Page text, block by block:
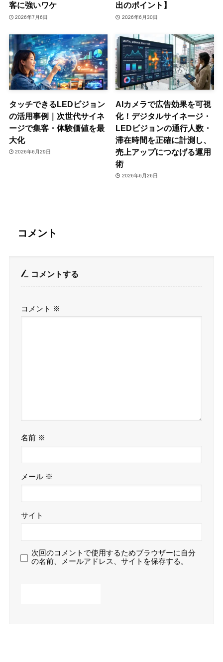
客に強いワケ
2026年7月6日
出のポイント】
2026年6月30日
タッチできるLEDビジョン
の活用事例｜次世代サイネ
ージで集客・体験価値を最
大化
2026年6月29日
AIカメラで広告効果を可視
化！デジタルサイネージ・
LEDビジョンの通行人数・
滞在時間を正確に計測し、
売上アップにつなげる運用
術
2026年6月26日
コメント
コメントする
コメント ※
名前 ※
メール ※
サイト
次回のコメントで使用するためブラウザーに自分
の名前、メールアドレス、サイトを保存する。